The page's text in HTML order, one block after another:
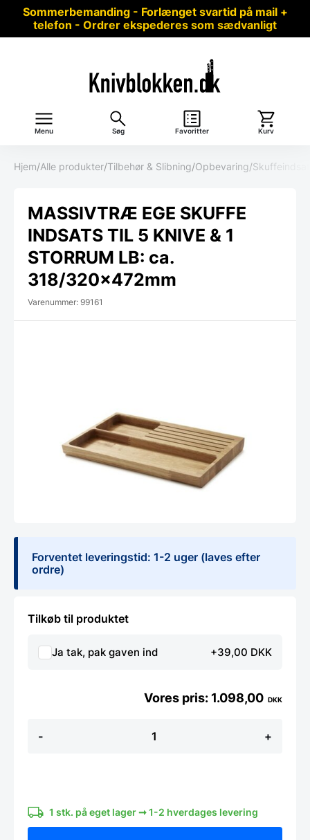
Sommerbemanding - Forlænget svartid på mail +
telefon - Ordrer ekspederes som sædvanligt
Menu Søg Favoritter Kurv
Hjem/Alle produkter/Tilbehør & Slibning/Opbevaring/
MASSIVTRÆ EGE SKUFFE
INDSATS TIL 5 KNIVE & 1
STORRUM LB: ca.
318/320x472mm
Varenummer: 99161
Forventet leveringstid: 1-2 uger (laves efter
ordre)
Tilkøb til produktet
Ja tak, pak gaven ind +39,00 DKK
-
EGE
&
1
+
1.098,00 DKK
1 stk. på eget lager ➞ 1-2 hverdages levering